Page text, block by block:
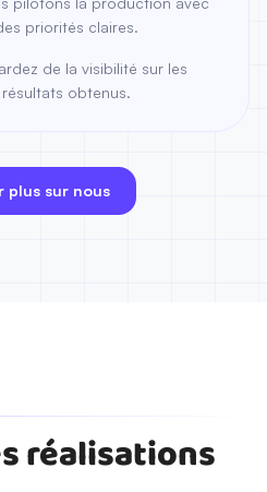
priorités claires.
de la visibilité sur les
obtenus.
plus sur nous
réalisations